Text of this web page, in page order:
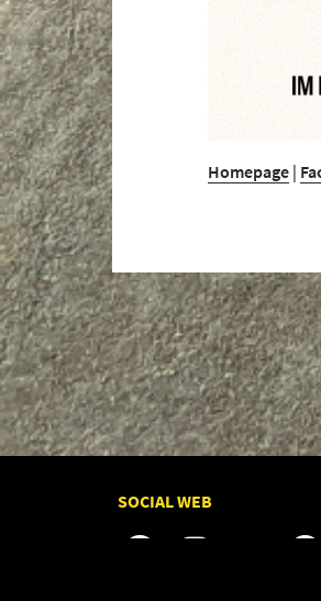
Homepage |
SOCIAL WEB